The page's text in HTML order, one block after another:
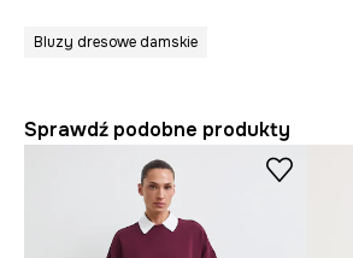
Bluzy dresowe damskie
Sprawdź podobne produkty